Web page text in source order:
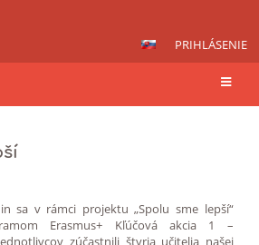
PRIHLÁSENIE
sa v rámci projektu „Spolu sme lepší“
Erasmus+ Kľúčová akcia 1 –
zúčastnili štyria učitelia našej